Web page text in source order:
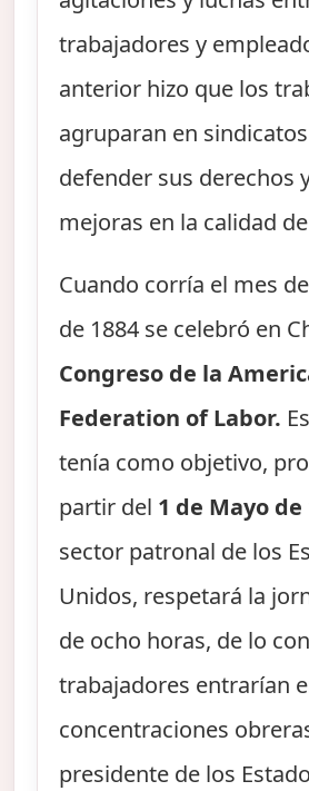
trabajadores y
anterior hizo que los
agruparan en
defender sus derechos
mejoras en la calidad
Cuando corría el mes
de 1884 se celebró en
Congreso de la
Federation of Labor.
tenía como objetivo,
partir del 1 de Mayo de
sector patronal de los
Unidos, respetará la
de ocho horas, de lo
trabajadores entrarían
concentraciones
presidente de los